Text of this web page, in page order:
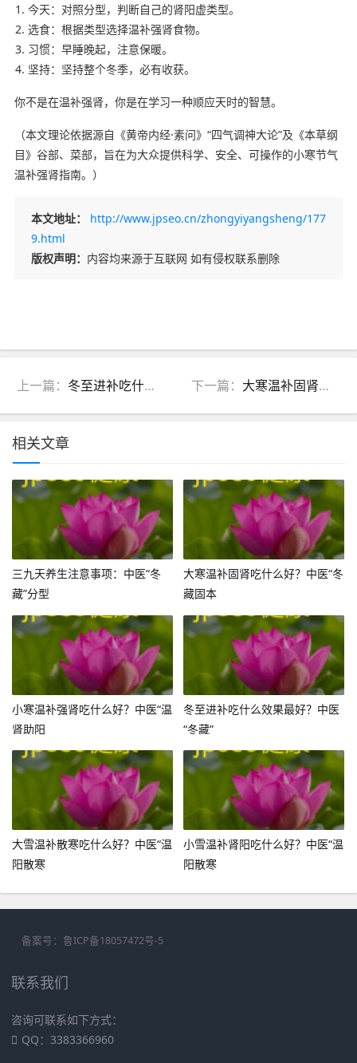
今天：对照分型，判断自己的肾阳虚类型。
选食：根据类型选择温补强肾食物。
习惯：早睡晚起，注意保暖。
坚持：坚持整个冬季，必有收获。
你不是在温补强肾，你是在学习一种顺应天时的智慧。
（本文理论依据源自《黄帝内经·素问》“四气调神大论”及《本草纲
目》谷部、菜部，旨在为大众提供科学、安全、可操作的小寒节气
温补强肾指南。）
本文地址：
http://www.jpseo.cn/zhongyiyangsheng/177
9.html
版权声明： 内容均来源于互联网 如有侵权联系删除
上一篇： 冬至进补吃什么效果最好？中医“冬藏”分型食养指南 下一篇： 大寒温补固肾吃什么好？中医“冬藏固本”分型食养指南
相关文章
三九天养生注意事项：中医“冬
藏”分型
大寒温补固肾吃什么好？中医“冬
藏固本
小寒温补强肾吃什么好？中医“温
肾助阳
冬至进补吃什么效果最好？中医
“冬藏”
大雪温补散寒吃什么好？中医“温
阳散寒
小雪温补肾阳吃什么好？中医“温
阳散寒
备案号： 鲁ICP备18057472号-5
联系我们
咨询可联系如下方式：
QQ：3383366960